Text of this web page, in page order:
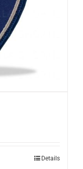
Details